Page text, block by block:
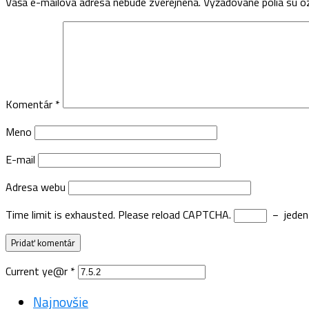
Komentár *
Meno
E-mail
Adresa webu
Time limit is exhausted. Please reload CAPTCHA.
− jeden
Current ye@r *
Najnovšie